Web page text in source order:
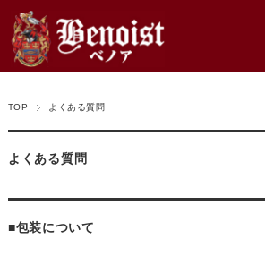
TOP よくある質問
よくある質問
■包装について